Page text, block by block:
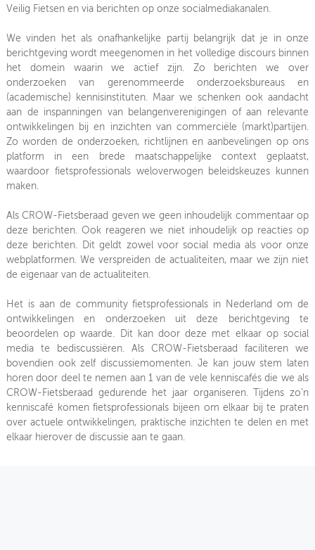
Veilig Fietsen en via berichten op onze socialmediakanalen.
We vinden het als onafhankelijke partij belangrijk dat je in onze
berichtgeving wordt meegenomen in het volledige discours binnen
het domein waarin we actief zijn. Zo berichten we over
onderzoeken van gerenommeerde onderzoeksbureaus en
(academische) kennisinstituten. Maar we schenken ook aandacht
aan de inspanningen van belangenverenigingen of aan relevante
ontwikkelingen bij en inzichten van commerciële (markt)partijen.
Zo worden de onderzoeken, richtlijnen en aanbevelingen op ons
platform in een brede maatschappelijke context geplaatst,
waardoor fietsprofessionals weloverwogen beleidskeuzes kunnen
maken.
Als CROW-Fietsberaad geven we geen inhoudelijk commentaar op
deze berichten. Ook reageren we niet inhoudelijk op reacties op
deze berichten. Dit geldt zowel voor social media als voor onze
webplatformen. We verspreiden de actualiteiten, maar we zijn niet
de eigenaar van de actualiteiten.
Het is aan de community fietsprofessionals in Nederland om de
ontwikkelingen en onderzoeken uit deze berichtgeving te
beoordelen op waarde. Dit kan door deze met elkaar op social
media te bediscussiëren. Als CROW-Fietsberaad faciliteren we
bovendien ook zelf discussiemomenten. Je kan jouw stem laten
horen door deel te nemen aan 1 van de vele kenniscafés die we als
CROW-Fietsberaad gedurende het jaar organiseren. Tijdens zo’n
kenniscafé komen fietsprofessionals bijeen om elkaar bij te praten
over actuele ontwikkelingen, praktische inzichten te delen en met
elkaar hierover de discussie aan te gaan.